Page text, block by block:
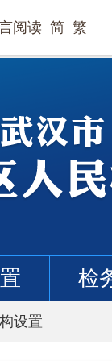
阅读 简 繁
检
设置